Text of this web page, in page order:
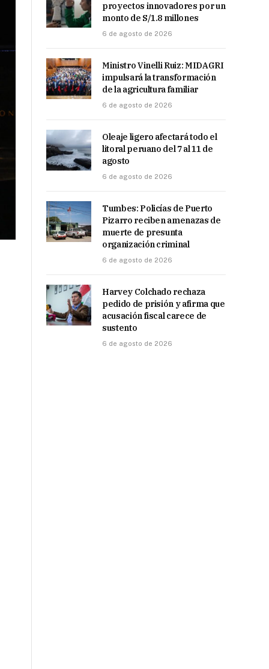
proyectos innovadores por un
monto de S/1.8 millones
6 de agosto de 2026
Ministro Vinelli Ruiz: MIDAGRI
impulsará la transformación
de la agricultura familiar
6 de agosto de 2026
Oleaje ligero afectará todo el
litoral peruano del 7 al 11 de
agosto
6 de agosto de 2026
Tumbes: Policías de Puerto
Pizarro reciben amenazas de
muerte de presunta
organización criminal
6 de agosto de 2026
Harvey Colchado rechaza
pedido de prisión y afirma que
acusación fiscal carece de
sustento
6 de agosto de 2026